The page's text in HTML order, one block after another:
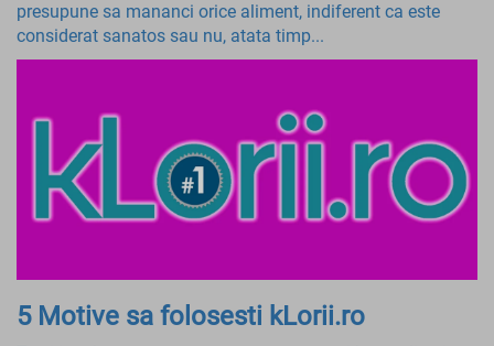
presupune sa mananci orice aliment, indiferent ca este
considerat sanatos sau nu, atata timp...
5 Motive sa folosesti kLorii.ro